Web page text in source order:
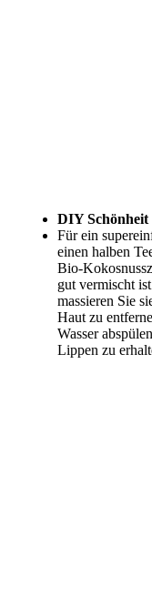
DIY Schönheit
Für ein
einen halben
Bio-
gut vermischt
massieren Sie
Haut zu
Wasser
Lippen zu